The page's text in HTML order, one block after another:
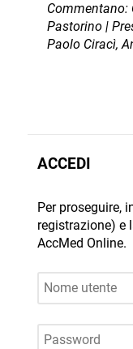
Commentano:
Pastorino |
Paolo Ciracì,
ACCEDI
Per proseguire,
registrazione) e
AccMed Online.
Nome utente
Password